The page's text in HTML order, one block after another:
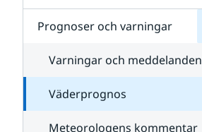
Prognoser och varningar
Varningar och meddelanden
Väderprognos
Meteorologens kommentar